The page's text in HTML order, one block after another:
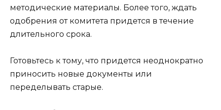
методические материалы. Более того, ждать
одобрения от комитета придется в течение
длительного срока.
Готовьтесь к тому, что придется неоднократно
приносить новые документы или
переделывать старые.